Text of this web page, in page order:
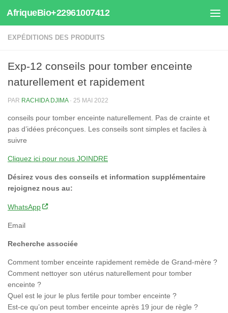
Au dessous du contenu
AfriqueBio+22961007412
EXPÉDITIONS DES PRODUITS
Exp-12 conseils pour tomber enceinte
naturellement et rapidement
PAR RACHIDA DJIMA · 25 MAI 2022
conseils pour tomber enceinte naturellement. Pas de crainte et
pas d’idées préconçues. Les conseils sont simples et faciles à
suivre
Cliquez ici pour nous JOINDRE
Désirez vous des conseils et information supplémentaire
rejoignez nous au:
WhatsApp
Email
Recherche associée
Comment tomber enceinte rapidement remède de Grand-mère ?
Comment nettoyer son utérus naturellement pour tomber
enceinte ?
Quel est le jour le plus fertile pour tomber enceinte ?
Est-ce qu’on peut tomber enceinte après 19 jour de règle ?